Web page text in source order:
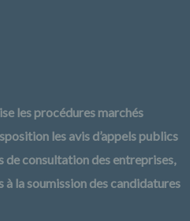
les procédures marchés
les avis d’appels publics
de consultation des entreprises,
à la soumission des candidatures